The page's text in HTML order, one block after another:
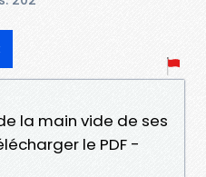
la main vide de ses
le PDF -